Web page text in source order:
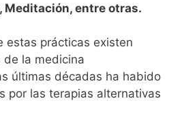
Meditación, entre otras.
estas prácticas existen
la medicina
últimas décadas ha habido
por las terapias alternativas